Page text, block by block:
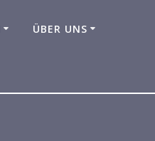
ÜBER UNS